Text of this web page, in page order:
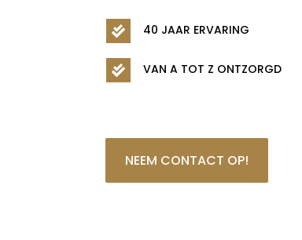
 40 JAAR ERVARING
 VAN A TOT Z ONTZORGD
NEEM CONTACT OP!